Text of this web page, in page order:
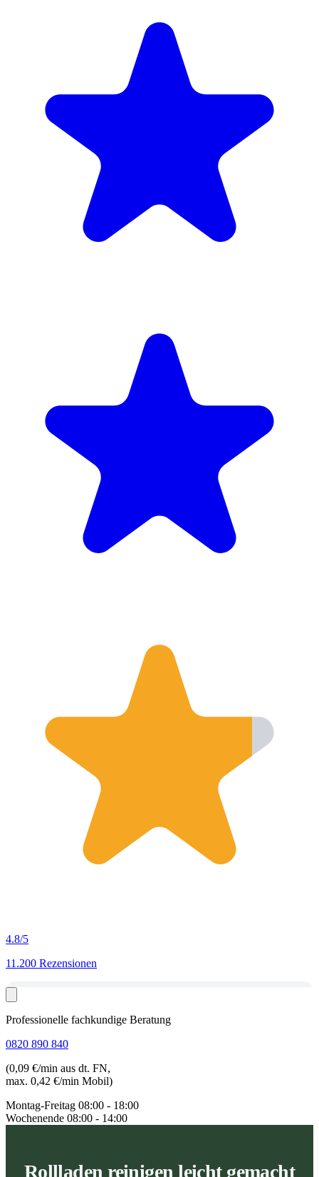
4.8/5
11.200 Rezensionen
Professionelle fachkundige Beratung
0820 890 840
(0,09 €/min aus dt. FN,
max. 0,42 €/min Mobil)
Montag-Freitag 08:00 - 18:00
Wochenende 08:00 - 14:00
Rollladen reinigen leicht gemacht